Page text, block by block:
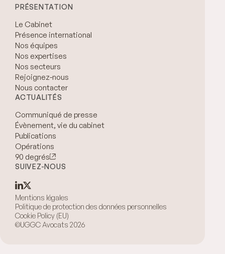
PRÉSENTATION
Le Cabinet
Présence international
Nos équipes
Nos expertises
Nos secteurs
Rejoignez-nous
Nous contacter
ACTUALITÉS
Communiqué de presse
Évènement, vie du cabinet
Publications
Opérations
90 degrés
SUIVEZ-NOUS
Mentions légales
Politique de protection des données personnelles
Cookie Policy (EU)
©UGGC Avocats 2026